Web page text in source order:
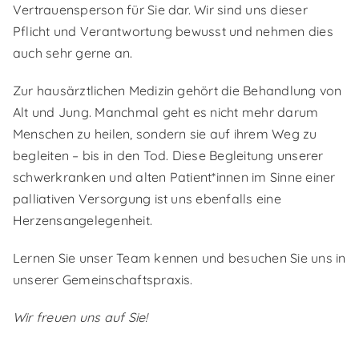
Vertrauensperson für Sie dar. Wir sind uns dieser
Pflicht und Verantwortung bewusst und nehmen dies
auch sehr gerne an.
Zur hausärztlichen Medizin gehört die Behandlung von
Alt und Jung. Manchmal geht es nicht mehr darum
Menschen zu heilen, sondern sie auf ihrem Weg zu
begleiten – bis in den Tod. Diese Begleitung unserer
schwerkranken und alten Patient*innen im Sinne einer
palliativen Versorgung ist uns ebenfalls eine
Herzensangelegenheit.
Lernen Sie unser Team kennen und besuchen Sie uns in
unserer Gemeinschaftspraxis.
Wir freuen uns auf Sie!